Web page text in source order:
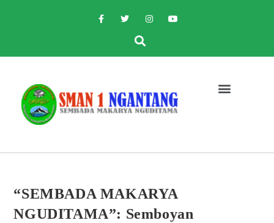
“SEMBADA MAKARYA
NGUDITAMA”: Semboyan